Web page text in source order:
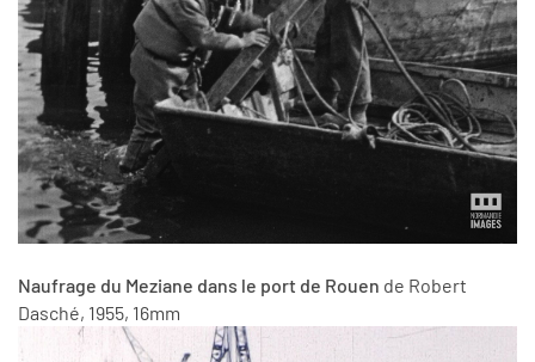
Naufrage du Meziane dans le port de Rouen de Robert
Dasché, 1955, 16mm